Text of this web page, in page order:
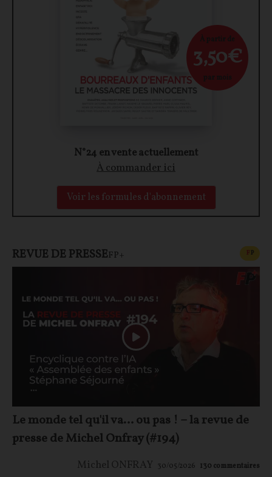
N°24 en vente actuellement
À commander ici
Voir les formules d'abonnement
À partir de
3,50€
par mois
REVUE DE PRESSEFP+ FP
Le monde tel qu'il va… ou pas ! – la revue de
presse de Michel Onfray (#194)
Michel ONFRAY 30/05/2026 130 commentaires